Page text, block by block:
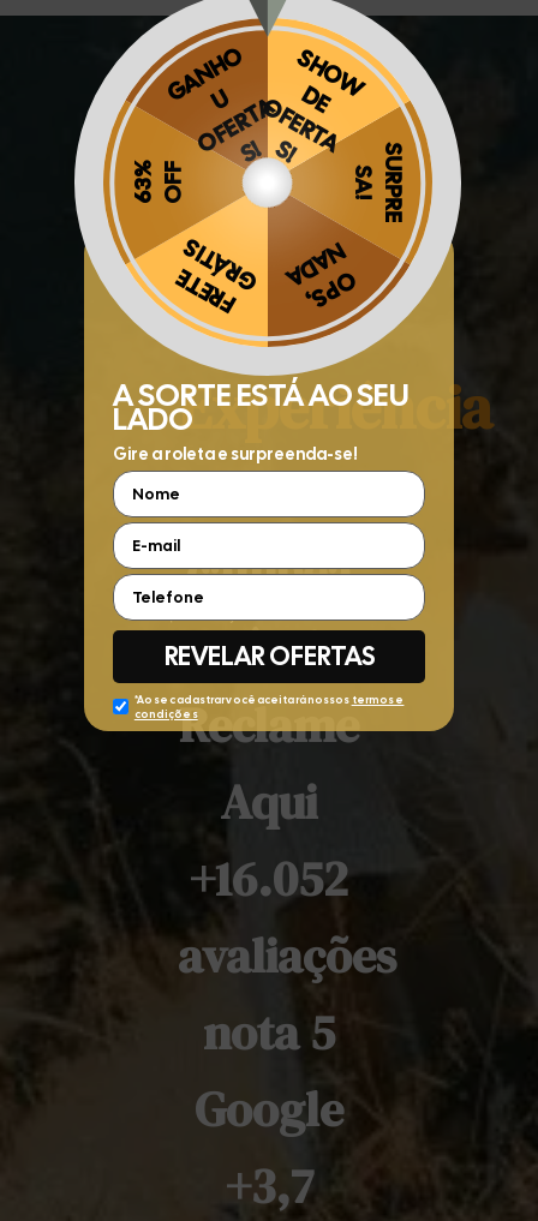
A
Melhor
Experiência
campeã
prêmio
Reclame
Aqui
+16.052
avaliações
nota 5
Google
+3,7
Obrigado por se cadastrar na
Aproveite e receba as novidades e ofertas exclusivas da